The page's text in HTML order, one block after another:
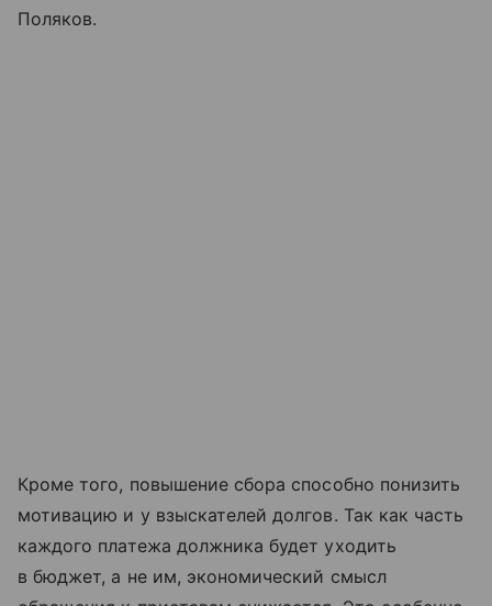
Поляков.
Кроме того, повышение сбора способно понизить
мотивацию и у взыскателей долгов. Так как часть
каждого платежа должника будет уходить
в бюджет, а не им, экономический смысл